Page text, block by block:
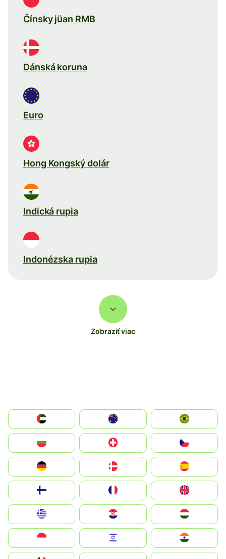
Čínsky jüan RMB
Dánská koruna
Euro
Hong Kongský dolár
Indická rupia
Indonézska rupia
Zobraziť viac
الإمارات العربية المتحدة
Switzerland
Deutschland
United Kingdom
Magyarország